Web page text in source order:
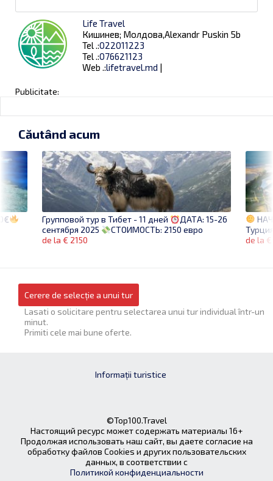
Life Travel
Кишинев; Молдова,Alexandr Puskin 5b
Tel .:022011223
Tel .:076621123
Web .:lifetravel.md |
Publicitate:
de la €
Căutând acum
Групповой тур в Тибет - 11 дней
ДАТА: 15-26
сентября 2025
СТОИМОСТЬ: 2150 евро
de la € 2150
Cerere de selecție a unui tur
Lasati o solicitare pentru selectarea unui tur individual într-un
minut.
Primiti cele mai bune oferte.
Informații turistice
©Top100.Travel
Настоящий ресурс может содержать материалы 16+
Продолжая использовать наш сайт, вы даете согласие на
обработку файлов Cookies и других пользовательских
данных, в соответствии с
Политикой конфиденциальности